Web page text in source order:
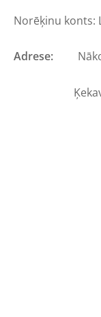
Norēķinu konts:
Adrese:
Ķekavas